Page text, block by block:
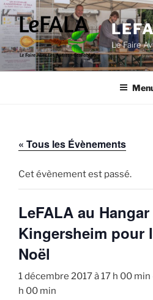
Aller
au
contenu
principal
Le Faire
« Tous les Évènements
Cet évènement est passé.
LeFALA au
Kingersheim pour
Noël
1 décembre 2017 à 17 h 00 min
h 00 min